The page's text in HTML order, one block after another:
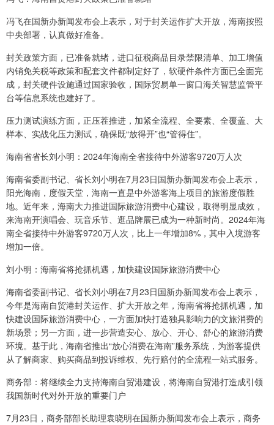
冯飞在国新办新闻发布会上表示，对于封关运作扩大开放，海南按照
中央部署，认真做好准备。
封关政策方面，已准备就绪，进口征税商品目录禁限清单、加工增值
内销免关税等政策和配套文件都制定好了，软硬件条件方面已全面完
成，封关硬件设施通过国家验收，国际贸易单一窗口海关智慧监管平
台等信息系统也建好了。
压力测试演练方面，正压茬推进，加紧全流程、全要素、全覆盖、大
样本、实战化压力测试，确保既“放得开”也“管得住”。
海南省省长刘小明：2024年海南全省接待中外游客9720万人次
海南省委副书记、省长刘小明在7月23日国新办新闻发布会上表示，
阳光海南，度假天堂，海南一直是中外游客海上项目的旅游度假胜
地。近年来，海南大力推进国际旅游消费中心建设，取得明显成效，
来海南开演唱会、玩音乐节、逛品牌展已成为一种新时尚。2024年海
南全省接待中外游客9720万人次，比上一年增加8%，其中入境游客
增加一倍。
刘小明：海南省将抢抓机遇，加快建设国际旅游消费中心
海南省委副书记、省长刘小明在7月23日国新办新闻发布会上表示，
今年是海南自贸港封关运作、扩大开放之年，海南省将抢抓机遇，加
快建设国际旅游消费中心，一方面加快打造独具影响力的文旅消费的
新场景；另一方面，进一步营造安心、放心、开心、舒心的旅游消费
环境。基于此，海南省推出“放心消费在海南”服务系统，为游客提供
从了解商家、购买商品到投诉维权、先行赔付的全流程一站式服务。
商务部：将继续全力支持海南自贸港建设，将海南自贸港打造成引领
我国新时代对外开放的重要门户
7月23日，商务部部长助理袁晓明在国新办新闻发布会上表示，商务